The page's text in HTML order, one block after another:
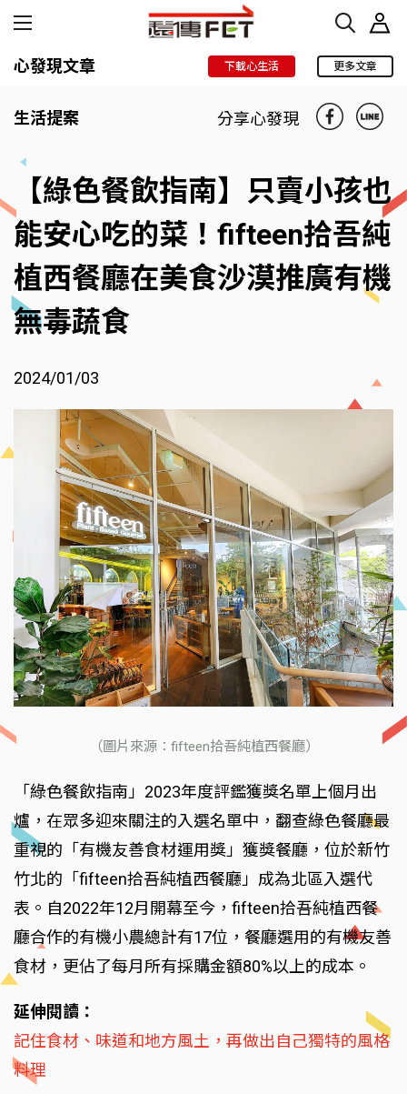
心發現文章 下載心生活 更多文章
生活提案 分享心發現
【綠色餐飲指南】只賣小孩也
能安心吃的菜！fifteen拾吾純
植西餐廳在美食沙漠推廣有機
無毒蔬食
2024/01/03
（圖片來源：fifteen拾吾純植西餐廳）
「綠色餐飲指南」2023年度評鑑獲獎名單上個月出
爐，在眾多迎來關注的入選名單中，翻查綠色餐廳最
重視的「有機友善食材運用獎」獲獎餐廳，位於新竹
竹北的「fifteen拾吾純植西餐廳」成為北區入選代
表。自2022年12月開幕至今，fifteen拾吾純植西餐
廳合作的有機小農總計有17位，餐廳選用的有機友善
食材，更佔了每月所有採購金額80%以上的成本。
延伸閱讀：
記住食材、味道和地方風土，再做出自己獨特的風格
料理